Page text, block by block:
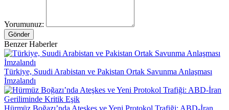
Yorumunuz:
Gönder
Benzer Haberler
Türkiye, Suudi Arabistan ve Pakistan Ortak Savunma Anlaşması
İmzalandı
Hürmüz Boğazı’nda Ateşkes ve Yeni Protokol Trafiği: ABD-İran